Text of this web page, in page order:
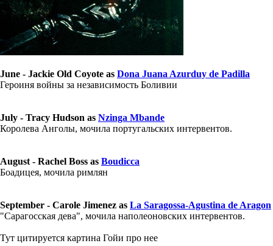
June - Jackie Old Coyote as Dona Juana Azurduy de Padilla
Героиня войны за независимость Боливии
July - Tracy Hudson as Nzinga Mbande
Королева Анголы, мочила португальских интервентов.
August - Rachel Boss as Boudicca
Боадицея, мочила римлян
September - Carole Jimenez as La Saragossa-Agustina de Aragon
"Сарагосская дева", мочила наполеоновских интервентов.
Тут цитируется картина Гойи про нее